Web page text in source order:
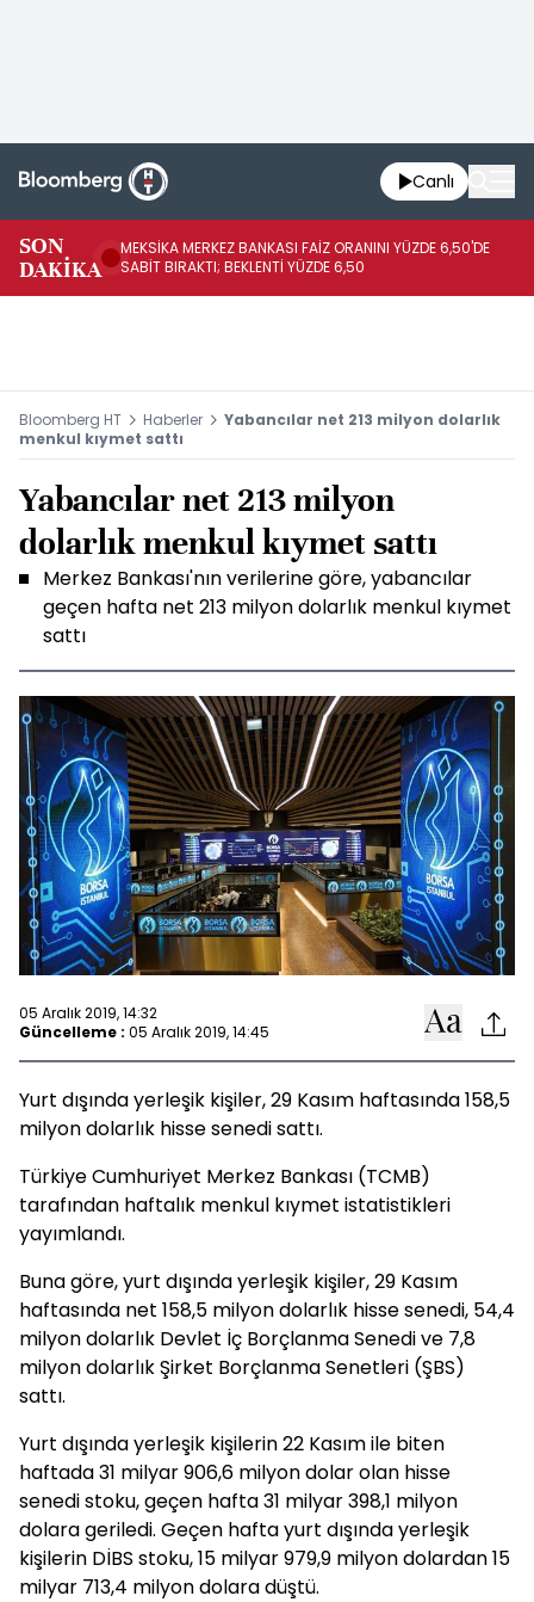
Canlı
SON
DAKİKA
MEKSİKA MERKEZ BANKASI FAİZ ORANINI YÜZDE 6,50'DE
SABİT BIRAKTI; BEKLENTİ YÜZDE 6,50
Bloomberg HT Haberler
Yabancılar net 213 milyon dolarlık
menkul kıymet sattı
Yabancılar net 213 milyon
dolarlık menkul kıymet sattı
Merkez Bankası'nın verilerine göre, yabancılar
geçen hafta net 213 milyon dolarlık menkul kıymet
sattı
05 Aralık 2019, 14:32
Güncelleme : 05 Aralık 2019, 14:45
Yurt dışında yerleşik kişiler, 29 Kasım haftasında 158,5
milyon dolarlık hisse senedi sattı.
Türkiye Cumhuriyet Merkez Bankası (TCMB)
tarafından haftalık menkul kıymet istatistikleri
yayımlandı.
Buna göre, yurt dışında yerleşik kişiler, 29 Kasım
haftasında net 158,5 milyon dolarlık hisse senedi, 54,4
milyon dolarlık Devlet İç Borçlanma Senedi ve 7,8
milyon dolarlık Şirket Borçlanma Senetleri (ŞBS)
sattı.
Yurt dışında yerleşik kişilerin 22 Kasım ile biten
haftada 31 milyar 906,6 milyon dolar olan hisse
senedi stoku, geçen hafta 31 milyar 398,1 milyon
dolara geriledi. Geçen hafta yurt dışında yerleşik
kişilerin DİBS stoku, 15 milyar 979,9 milyon dolardan 15
milyar 713,4 milyon dolara düştü.